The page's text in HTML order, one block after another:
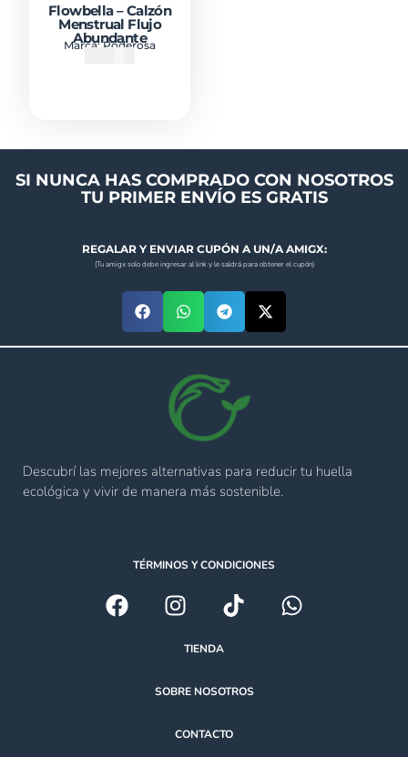
Flowbella – Calzón
Menstrual Flujo
Abundante
Marca:Poderosa
SI NUNCA HAS COMPRADO CON NOSOTROS
TU PRIMER ENVÍO ES GRATIS
REGALAR Y ENVIAR CUPÓN A UN/A AMIGX:
(Tu amigx solo debe ingresar al link y le saldrá para obtener el cupón)
Descubrí las mejores alternativas para reducir tu huella
ecológica y vivir de manera más sostenible.
TÉRMINOS Y CONDICIONES
TIENDA
SOBRE NOSOTROS
CONTACTO